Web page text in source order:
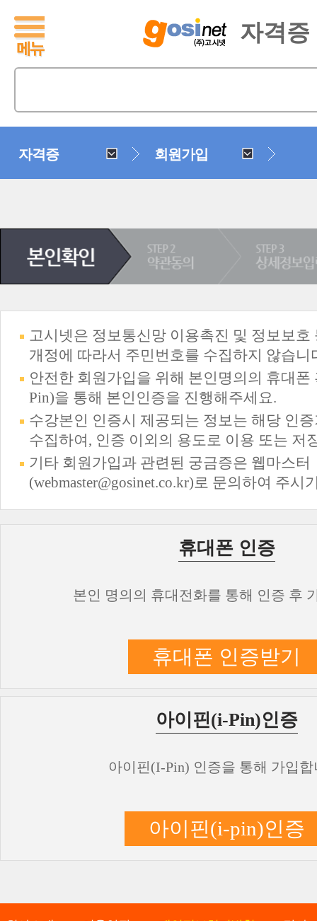
자격증
자격증 회원가입
고시넷은 정보통신망 이용촉진 및 정보보호
개정에 따라서 주민번호를 수집하지 않습니
안전한 회원가입을 위해 본인명의의 휴대폰
Pin)을 통해 본인인증을 진행해주세요.
수강본인 인증시 제공되는 정보는 해당 인
수집하여, 인증 이외의 용도로 이용 또는 저
기타 회원가입과 관련된 궁금증은 웹마스터
(webmaster@gosinet.co.kr)로 문의하여 주시
휴대폰 인증
본인 명의의 휴대전화를 통해 인증 후
휴대폰 인증받기
아이핀(i-Pin)인증
아이핀(I-Pin) 인증을 통해 가입합
아이핀(i-pin)인증